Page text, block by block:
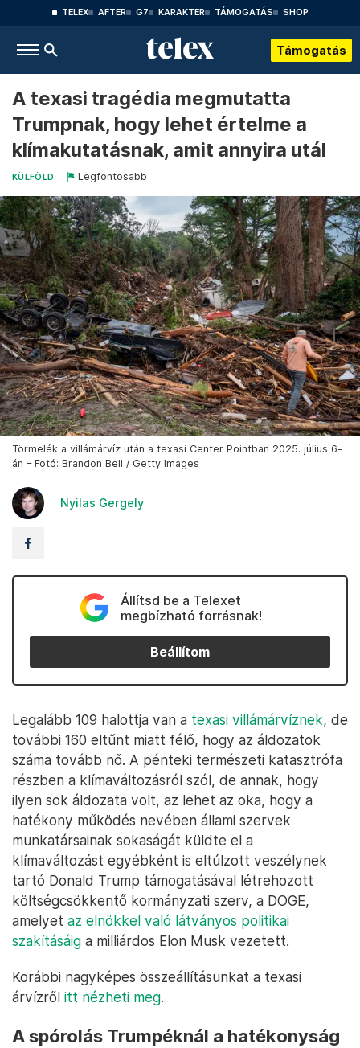
TELEX AFTER G7 KARAKTER TÁMOGATÁS SHOP
Támogatás
A texasi tragédia megmutatta
Trumpnak, hogy lehet értelme a
klímakutatásnak, amit annyira utál
KÜLFÖLD Legfontosabb
Törmelék a villámárvíz után a texasi Center Pointban 2025. július 6-
án – Fotó: Brandon Bell / Getty Images
Nyilas Gergely
Állítsd be a Telexet
megbízható forrásnak!
Beállítom
Legalább 109 halottja van a texasi villámárvíznek, de
további 160 eltűnt miatt félő, hogy az áldozatok
száma tovább nő. A pénteki természeti katasztrófa
részben a klímaváltozásról szól, de annak, hogy
ilyen sok áldozata volt, az lehet az oka, hogy a
hatékony működés nevében állami szervek
munkatársainak sokaságát küldte el a
klímaváltozást egyébként is eltúlzott veszélynek
tartó Donald Trump támogatásával létrehozott
költségcsökkentő kormányzati szerv, a DOGE,
amelyet az elnökkel való látványos politikai
szakításáig a milliárdos Elon Musk vezetett.
Korábbi nagyképes összeállításunkat a texasi
árvízről itt nézheti meg.
A spórolás Trumpéknál a hatékonyság